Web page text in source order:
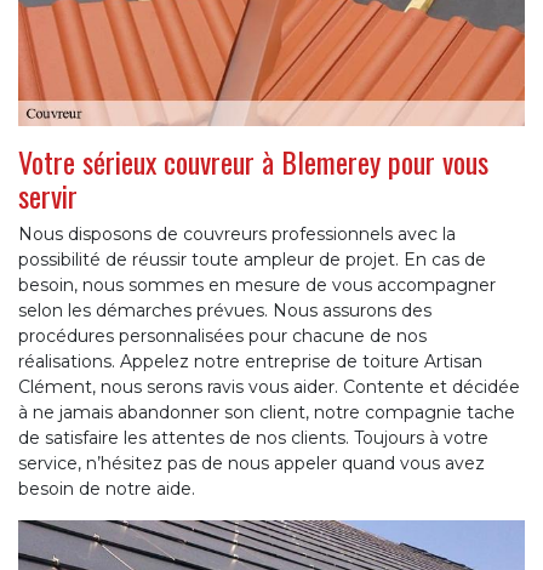
Votre sérieux couvreur à Blemerey pour vous
servir
Nous disposons de couvreurs professionnels avec la
possibilité de réussir toute ampleur de projet. En cas de
besoin, nous sommes en mesure de vous accompagner
selon les démarches prévues. Nous assurons des
procédures personnalisées pour chacune de nos
réalisations. Appelez notre entreprise de toiture Artisan
Clément, nous serons ravis vous aider. Contente et décidée
à ne jamais abandonner son client, notre compagnie tache
de satisfaire les attentes de nos clients. Toujours à votre
service, n’hésitez pas de nous appeler quand vous avez
besoin de notre aide.